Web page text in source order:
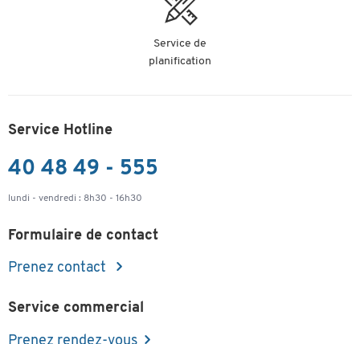
Service de
planification
Service Hotline
40 48 49 - 555
lundi - vendredi : 8h30 - 16h30
Formulaire de contact
Prenez contact
Service commercial